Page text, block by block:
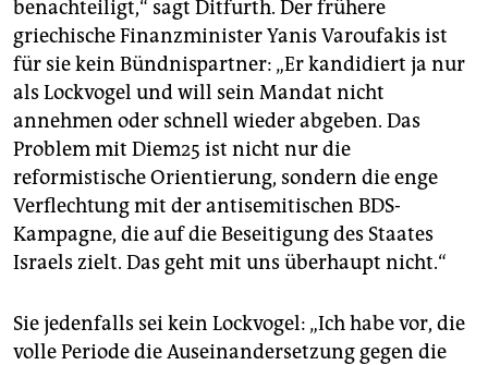
benachteiligt,“ sagt Ditfurth. Der frühere
griechische Finanzminister Yanis Varoufakis ist
für sie kein Bündnispartner: „Er kandidiert ja nur
als Lockvogel und will sein Mandat nicht
annehmen oder schnell wieder abgeben. Das
Problem mit Diem25 ist nicht nur die
reformistische Orientierung, sondern die enge
Verflechtung mit der antisemitischen BDS-
Kampagne, die auf die Beseitigung des Staates
Israels zielt. Das geht mit uns überhaupt nicht.“
Sie jedenfalls sei kein Lockvogel: „Ich habe vor, die
volle Periode die Auseinandersetzung gegen die